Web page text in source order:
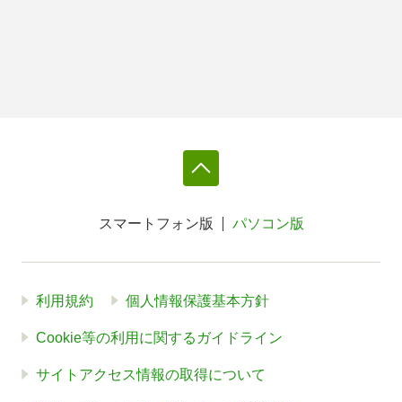
スマートフォン版 パソコン版
利用規約 個人情報保護基本方針
Cookie等の利用に関するガイドライン
サイトアクセス情報の取得について